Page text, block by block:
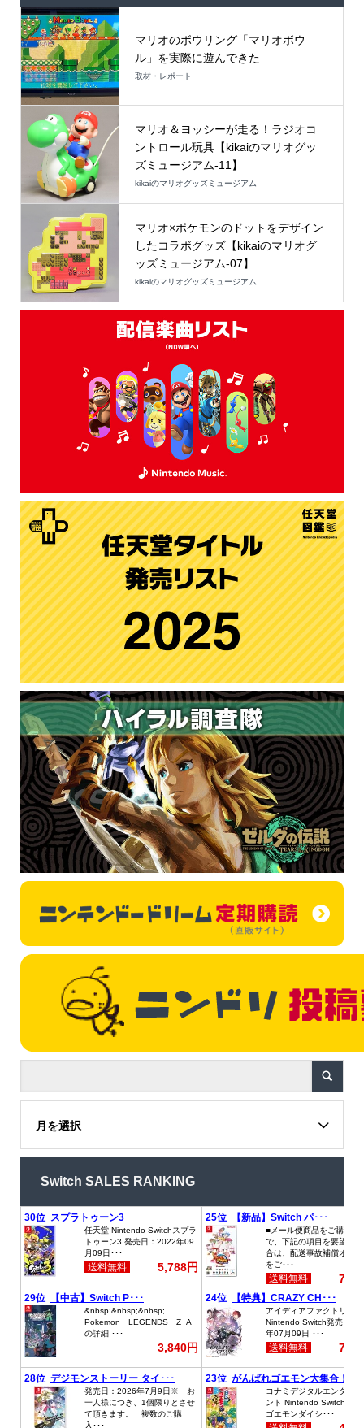
マリオのボウリング「マリオボウ
ル」を実際に遊んできた
取材・レポート
マリオ＆ヨッシーが走る！ラジオコ
ントロール玩具【kikaiのマリオグッ
ズミュージアム-11】
kikaiのマリオグッズミュージアム
マリオ×ポケモンのドットをデザイン
したコラボグッズ【kikaiのマリオグ
ッズミュージアム-07】
kikaiのマリオグッズミュージアム
月を選択
Switch SALES RANKING